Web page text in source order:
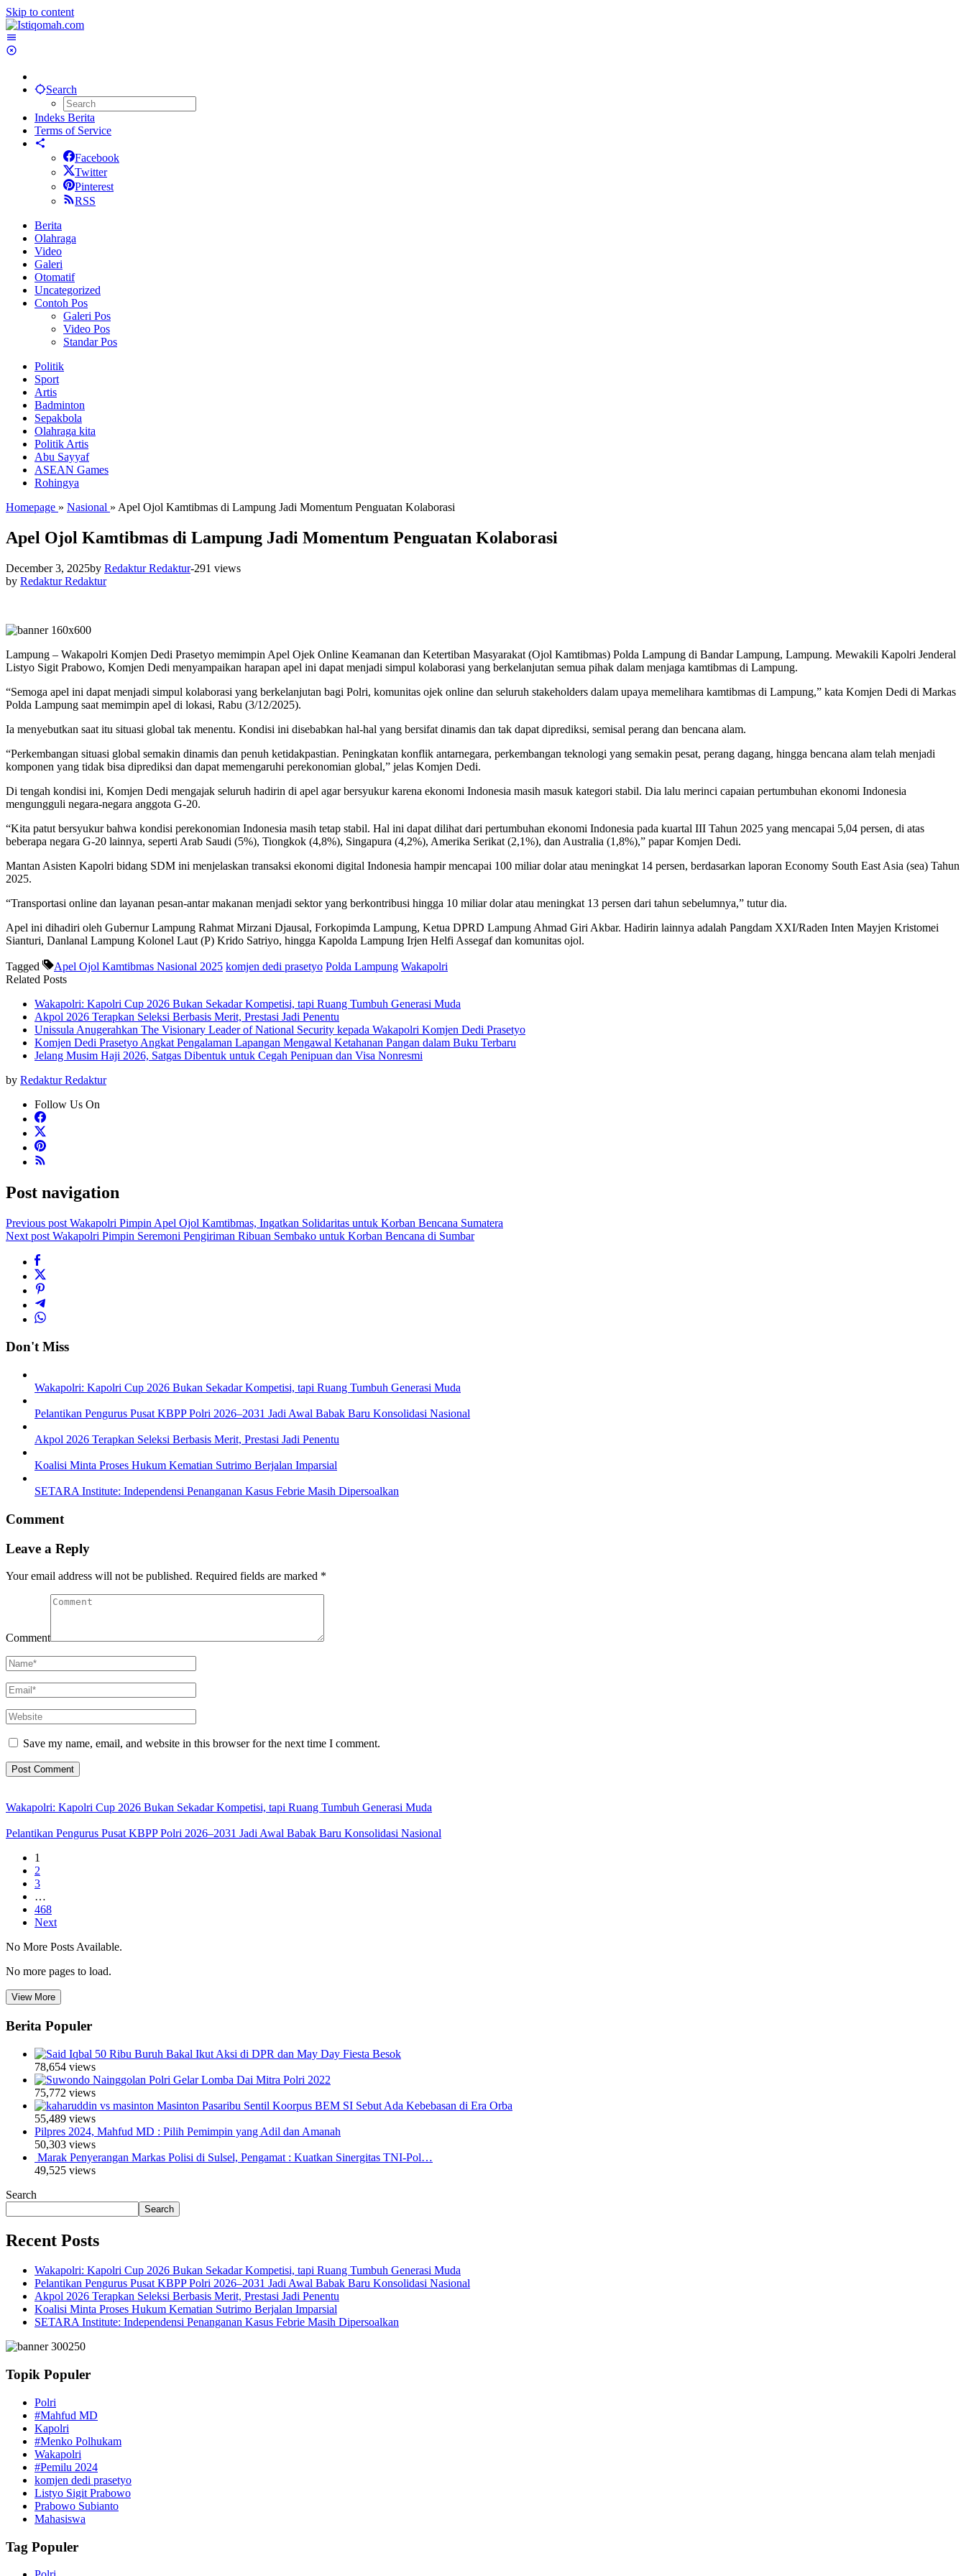
Skip to content
Search
Indeks Berita
Terms of Service
Facebook
Twitter
Pinterest
RSS
Berita
Olahraga
Video
Galeri
Otomatif
Uncategorized
Contoh Pos
Galeri Pos
Video Pos
Standar Pos
Politik
Sport
Artis
Badminton
Sepakbola
Olahraga kita
Politik Artis
Abu Sayyaf
ASEAN Games
Rohingya
Homepage » Nasional » Apel Ojol Kamtibmas di Lampung Jadi Momentum Penguatan Kolaborasi
Apel Ojol Kamtibmas di Lampung Jadi Momentum Penguatan Kolaborasi
December 3, 2025by Redaktur Redaktur-291 views
by Redaktur Redaktur
Lampung – Wakapolri Komjen Dedi Prasetyo memimpin Apel Ojek Online Keamanan dan Ketertiban Masyarakat (Ojol Kamtibmas) Polda Lampung di Bandar Lampung, Lampung. Mewakili Kapolri Jenderal
Listyo Sigit Prabowo, Komjen Dedi menyampaikan harapan apel ini dapat menjadi simpul kolaborasi yang berkelanjutan semua pihak dalam menjaga kamtibmas di Lampung.
“Semoga apel ini dapat menjadi simpul kolaborasi yang berkelanjutan bagi Polri, komunitas ojek online dan seluruh stakeholders dalam upaya memelihara kamtibmas di Lampung,” kata Komjen Dedi di Markas
Polda Lampung saat memimpin apel di lokasi, Rabu (3/12/2025).
Ia menyebutkan saat itu situasi global tak menentu. Kondisi ini disebabkan hal-hal yang bersifat dinamis dan tak dapat diprediksi, semisal perang dan bencana alam.
“Perkembangan situasi global semakin dinamis dan penuh ketidakpastian. Peningkatan konflik antarnegara, perkembangan teknologi yang semakin pesat, perang dagang, hingga bencana alam telah menjadi
komponen yang tidak bisa diprediksi dan dapat memengaruhi perekonomian global,” jelas Komjen Dedi.
Di tengah kondisi ini, Komjen Dedi mengajak seluruh hadirin di apel agar bersyukur karena ekonomi Indonesia masih masuk kategori stabil. Dia lalu merinci capaian pertumbuhan ekonomi Indonesia
mengungguli negara-negara anggota G-20.
“Kita patut bersyukur bahwa kondisi perekonomian Indonesia masih tetap stabil. Hal ini dapat dilihat dari pertumbuhan ekonomi Indonesia pada kuartal III Tahun 2025 yang mencapai 5,04 persen, di atas
beberapa negara G-20 lainnya, seperti Arab Saudi (5%), Tiongkok (4,8%), Singapura (4,2%), Amerika Serikat (2,1%), dan Australia (1,8%),” papar Komjen Dedi.
Mantan Asisten Kapolri bidang SDM ini menjelaskan transaksi ekonomi digital Indonesia hampir mencapai 100 miliar dolar atau meningkat 14 persen, berdasarkan laporan Economy South East Asia (sea) Tahun
2025.
“Transportasi online dan layanan pesan-antar makanan menjadi sektor yang berkontribusi hingga 10 miliar dolar atau meningkat 13 persen dari tahun sebelumnya,” tutur dia.
Apel ini dihadiri oleh Gubernur Lampung Rahmat Mirzani Djausal, Forkopimda Lampung, Ketua DPRD Lampung Ahmad Giri Akbar. Hadirin lainnya adalah Pangdam XXI/Raden Inten Mayjen Kristomei
Sianturi, Danlanal Lampung Kolonel Laut (P) Krido Satriyo, hingga Kapolda Lampung Irjen Helfi Assegaf dan komunitas ojol.
Tagged Apel Ojol Kamtibmas Nasional 2025 komjen dedi prasetyo Polda Lampung Wakapolri
Related Posts
Wakapolri: Kapolri Cup 2026 Bukan Sekadar Kompetisi, tapi Ruang Tumbuh Generasi Muda
Akpol 2026 Terapkan Seleksi Berbasis Merit, Prestasi Jadi Penentu
Unissula Anugerahkan The Visionary Leader of National Security kepada Wakapolri Komjen Dedi Prasetyo
Komjen Dedi Prasetyo Angkat Pengalaman Lapangan Mengawal Ketahanan Pangan dalam Buku Terbaru
Jelang Musim Haji 2026, Satgas Dibentuk untuk Cegah Penipuan dan Visa Nonresmi
by Redaktur Redaktur
Follow Us On
Post navigation
Previous post Wakapolri Pimpin Apel Ojol Kamtibmas, Ingatkan Solidaritas untuk Korban Bencana Sumatera
Next post Wakapolri Pimpin Seremoni Pengiriman Ribuan Sembako untuk Korban Bencana di Sumbar
Don't Miss
Wakapolri: Kapolri Cup 2026 Bukan Sekadar Kompetisi, tapi Ruang Tumbuh Generasi Muda
Pelantikan Pengurus Pusat KBPP Polri 2026–2031 Jadi Awal Babak Baru Konsolidasi Nasional
Akpol 2026 Terapkan Seleksi Berbasis Merit, Prestasi Jadi Penentu
Koalisi Minta Proses Hukum Kematian Sutrimo Berjalan Imparsial
SETARA Institute: Independensi Penanganan Kasus Febrie Masih Dipersoalkan
Comment
Leave a Reply
Your email address will not be published. Required fields are marked *
Comment
Save my name, email, and website in this browser for the next time I comment.
Wakapolri: Kapolri Cup 2026 Bukan Sekadar Kompetisi, tapi Ruang Tumbuh Generasi Muda
Pelantikan Pengurus Pusat KBPP Polri 2026–2031 Jadi Awal Babak Baru Konsolidasi Nasional
1
2
3
…
468
Next
No More Posts Available.
No more pages to load.
View More
Berita Populer
50 Ribu Buruh Bakal Ikut Aksi di DPR dan May Day Fiesta Besok
78,654 views
Polri Gelar Lomba Dai Mitra Polri 2022
75,772 views
Masinton Pasaribu Sentil Koorpus BEM SI Sebut Ada Kebebasan di Era Orba
55,489 views
Pilpres 2024, Mahfud MD : Pilih Pemimpin yang Adil dan Amanah
50,303 views
Marak Penyerangan Markas Polisi di Sulsel, Pengamat : Kuatkan Sinergitas TNI-Pol…
49,525 views
Search
Search
Recent Posts
Wakapolri: Kapolri Cup 2026 Bukan Sekadar Kompetisi, tapi Ruang Tumbuh Generasi Muda
Pelantikan Pengurus Pusat KBPP Polri 2026–2031 Jadi Awal Babak Baru Konsolidasi Nasional
Akpol 2026 Terapkan Seleksi Berbasis Merit, Prestasi Jadi Penentu
Koalisi Minta Proses Hukum Kematian Sutrimo Berjalan Imparsial
SETARA Institute: Independensi Penanganan Kasus Febrie Masih Dipersoalkan
Topik Populer
Polri
#Mahfud MD
Kapolri
#Menko Polhukam
Wakapolri
#Pemilu 2024
komjen dedi prasetyo
Listyo Sigit Prabowo
Prabowo Subianto
Mahasiswa
Tag Populer